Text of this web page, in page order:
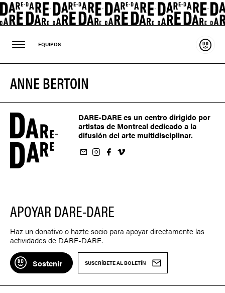
EQUIPOS
ANNE BERTOIN
DARE-DARE es un centro dirigido por
artistas de Montreal dedicado a la
difusión del arte multidisciplinar.
sur Instagram
sur Facebook
nous sur Vimeo
APOYAR DARE-DARE
Haz un donativo o hazte socio para apoyar directamente las
actividades de DARE-DARE.
Sostenir SUSCRÍBETE AL BOLETÍN